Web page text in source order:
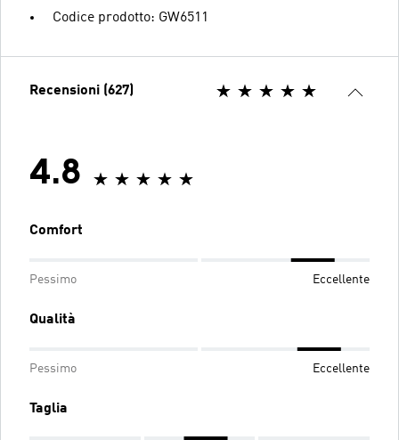
Codice prodotto: GW6511
Recensioni (627)
4.8
Comfort
Pessimo Eccellente
Qualità
Pessimo Eccellente
Taglia